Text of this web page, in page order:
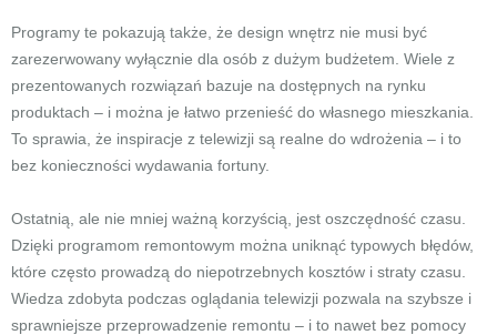
Programy te pokazują także, że design wnętrz nie musi być
zarezerwowany wyłącznie dla osób z dużym budżetem. Wiele z
prezentowanych rozwiązań bazuje na dostępnych na rynku
produktach – i można je łatwo przenieść do własnego mieszkania.
To sprawia, że inspiracje z telewizji są realne do wdrożenia – i to
bez konieczności wydawania fortuny.
Ostatnią, ale nie mniej ważną korzyścią, jest oszczędność czasu.
Dzięki programom remontowym można uniknąć typowych błędów,
które często prowadzą do niepotrzebnych kosztów i straty czasu.
Wiedza zdobyta podczas oglądania telewizji pozwala na szybsze i
sprawniejsze przeprowadzenie remontu – i to nawet bez pomocy